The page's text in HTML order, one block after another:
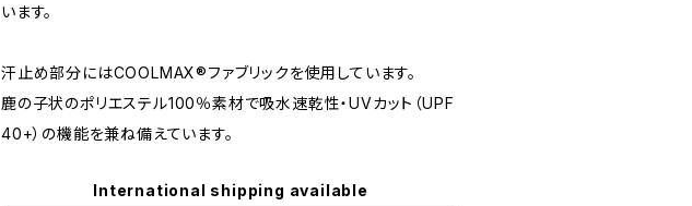
います。
汗止め部分にはCOOLMAX®ファブリックを使用しています。
鹿の子状のポリエステル100％素材で吸水速乾性・UVカット（UPF
40+）の機能を兼ね備えています。
International shipping available